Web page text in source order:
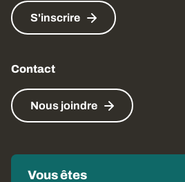
S'inscrire
Contact
Nous joindre
Vous êtes